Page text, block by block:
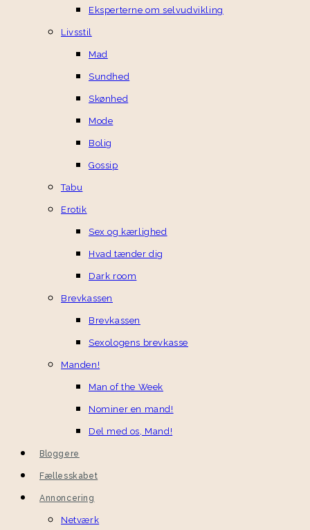
Eksperterne om selvudvikling
Livsstil
Mad
Sundhed
Skønhed
Mode
Bolig
Gossip
Tabu
Erotik
Sex og kærlighed
Hvad tænder dig
Dark room
Brevkassen
Brevkassen
Sexologens brevkasse
Manden!
Man of the Week
Nominer en mand!
Del med os, Mand!
Bloggere
Fællesskabet
Annoncering
Netværk